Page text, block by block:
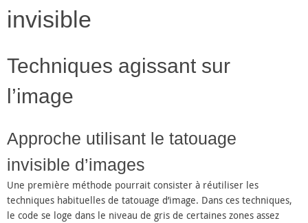
invisible
Techniques agissant sur
l’image
Approche utilisant le tatouage
invisible d’images
Une première méthode pourrait consister à réutiliser les
techniques habituelles de tatouage d’image. Dans ces techniques,
le code se loge dans le niveau de gris de certaines zones assez